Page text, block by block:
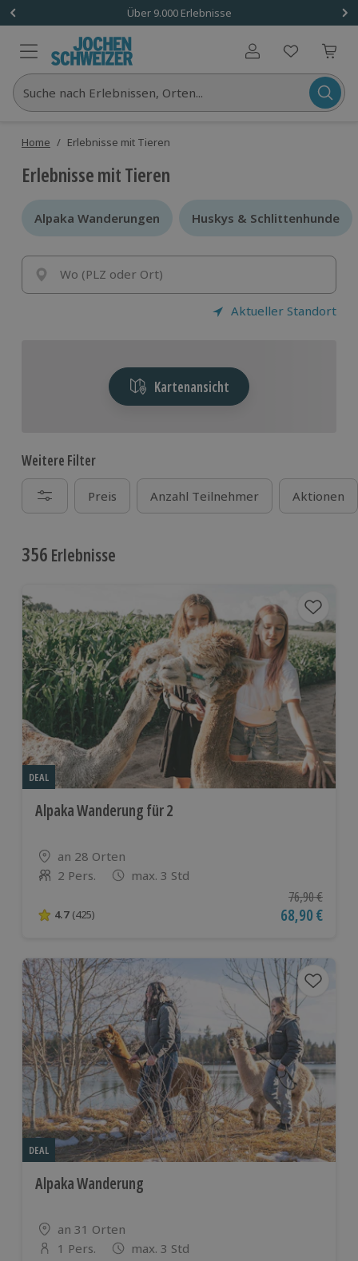
Über 9.000 Erlebnisse
Benutzerkonto
Suche nach Erlebnissen, Orten...
Home / Erlebnisse mit Tieren
Erlebnisse mit Tieren
Alpaka Wanderungen
Alpaka Wanderungen Huskys & Schlittenhunde
Huskys & Schlittenhunde
Wo (PLZ oder Ort)
Aktueller Standort
Kartenansicht
Weitere Filter
Preis Anzahl Teilnehmer Aktionen
356 Erlebnisse
DEAL
Alpaka Wanderung für 2
Standort
an 28 Orten
Anzahl der Teilnehmer
2 Pers. max. 3 Std
4.7 von 5 Sternen basierend auf 425 Bewertungen
4.7 (425)
76,90 €
Aktueller
68,90 €
DEAL
Alpaka Wanderung
Standort
an 31 Orten
Anzahl der Teilnehmer
1 Pers. max. 3 Std